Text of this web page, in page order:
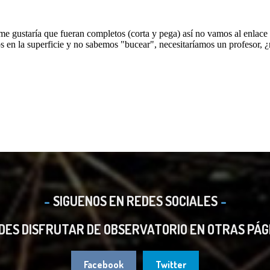
SIGUENOS EN REDES SOCIALES
DISFRUTAR DE OBSERVATORIO EN OTRAS
Facebook Twitter